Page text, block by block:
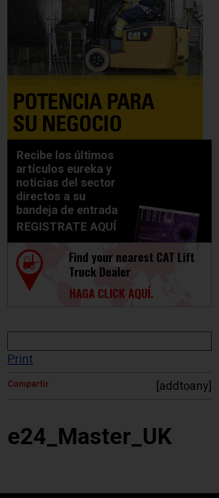
Recibe los últimos
artículos eureka y
noticias del sector
directos a su
bandeja de entrada
REGISTRATE AQUÍ
Find your nearest CAT Lift
Truck Dealer
HAGA CLICK AQUÍ.
Print
Compartir [addtoany]
e24_Master_UK